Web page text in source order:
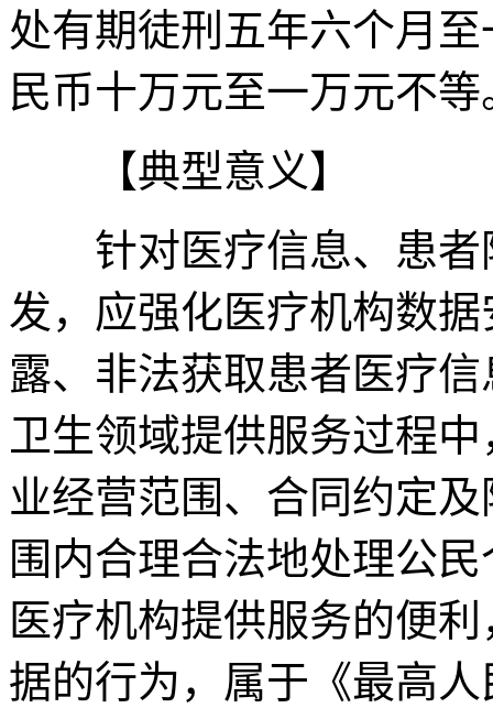
处有期徒刑五年六个月
民币十万元至一万元不等
【典型意义】
针对医疗信息、患者
发，应强化医疗机构数
露、非法获取患者医疗
卫生领域提供服务过程
业经营范围、合同约定
围内合理合法地处理公
医疗机构提供服务的便
据的行为，属于《最高